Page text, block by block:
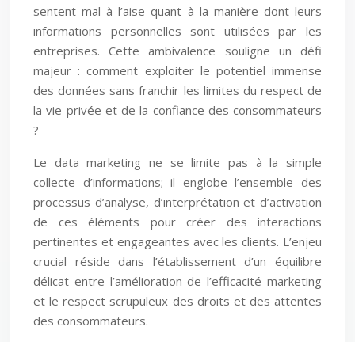
sentent mal à l’aise quant à la manière dont leurs
informations personnelles sont utilisées par les
entreprises. Cette ambivalence souligne un défi
majeur : comment exploiter le potentiel immense
des données sans franchir les limites du respect de
la vie privée et de la confiance des consommateurs
?
Le data marketing ne se limite pas à la simple
collecte d’informations; il englobe l’ensemble des
processus d’analyse, d’interprétation et d’activation
de ces éléments pour créer des interactions
pertinentes et engageantes avec les clients. L’enjeu
crucial réside dans l’établissement d’un équilibre
délicat entre l’amélioration de l’efficacité marketing
et le respect scrupuleux des droits et des attentes
des consommateurs.